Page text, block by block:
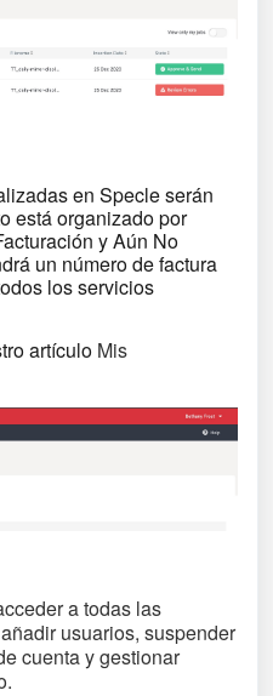
en Specle serán
está organizado por
y Aún No
un número de factura
los servicios
artículo Mis
a todas las
usuarios, suspender
cuenta y gestionar